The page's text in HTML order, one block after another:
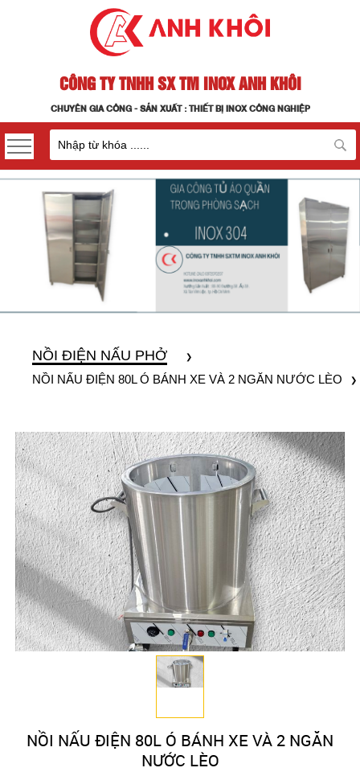
CÔNG TY TNHH SX TM INOX ANH KHÔI
CHUYÊN GIA CÔNG - SẢN XUẤT : THIẾT BỊ INOX CÔNG NGHIỆP
NỒI ĐIỆN NẤU PHỞ
NỒI NẤU ĐIỆN 80L Ó BÁNH XE VÀ 2 NGĂN NƯỚC LÈO
NỒI NẤU ĐIỆN 80L Ó BÁNH XE VÀ 2 NGĂN
NƯỚC LÈO